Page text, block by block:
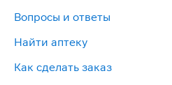
Вопросы и ответы
Найти аптеку
Как сделать заказ